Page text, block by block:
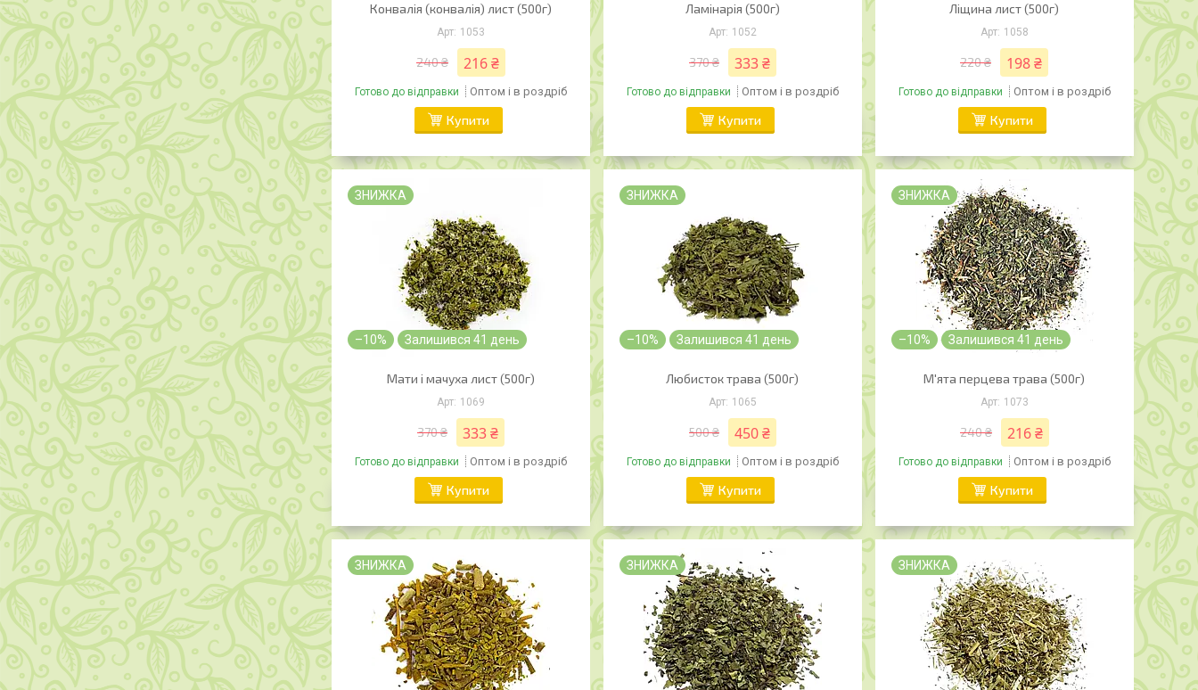
Конвалія (конвалія) лист (500г)
1053
240 ₴ 216 ₴
Готово до відправки Оптом і в роздріб
Купити
Ламінарія (500г)
1052
370 ₴ 333 ₴
Готово до відправки Оптом і в роздріб
Купити
Ліщина лист (500г)
1058
220 ₴ 198 ₴
Готово до відправки Оптом і в роздріб
Купити
ЗНИЖКА
–10% Залишився 41 день
Мати і мачуха лист (500г)
1069
370 ₴ 333 ₴
Готово до відправки Оптом і в роздріб
Купити
ЗНИЖКА
–10% Залишився 41 день
Любисток трава (500г)
1065
500 ₴ 450 ₴
Готово до відправки Оптом і в роздріб
Купити
ЗНИЖКА
–10% Залишився 41 день
М'ята перцева трава (500г)
1073
240 ₴ 216 ₴
Готово до відправки Оптом і в роздріб
Купити
ЗНИЖКА ЗНИЖКА ЗНИЖКА